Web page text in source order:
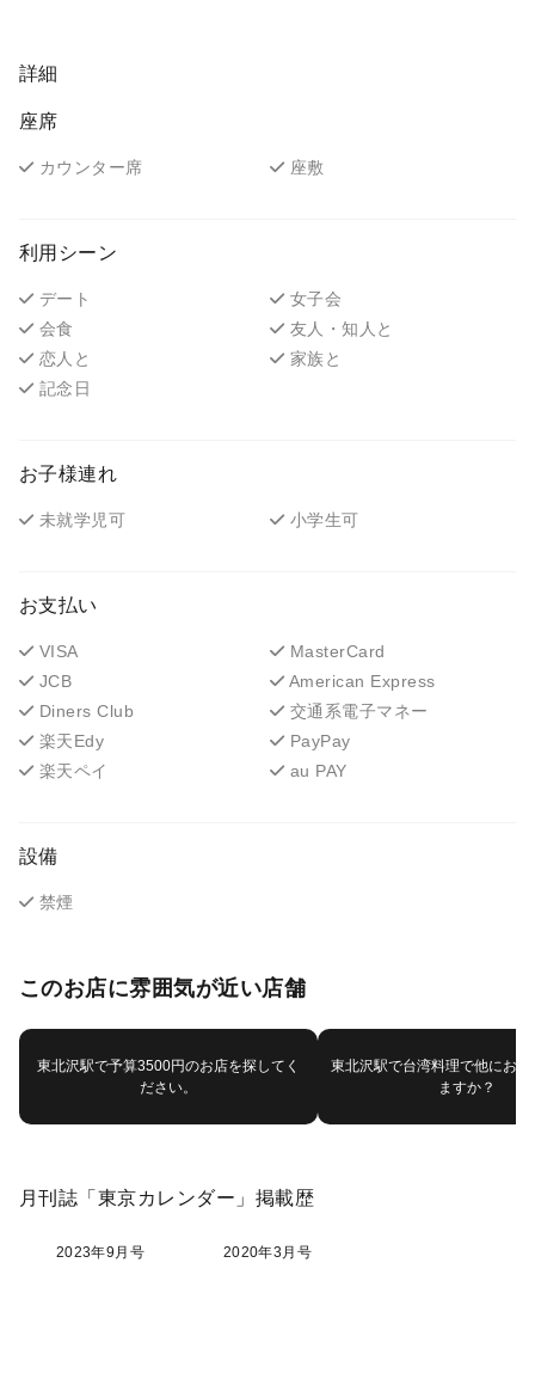
詳細
座席
カウンター席 座敷
利用シーン
デート
女子会
会食
友人・知人と
恋人と
家族と
記念日
お子様連れ
未就学児可 小学生可
お支払い
VISA
MasterCard
JCB
American Express
Diners Club
交通系電子マネー
楽天Edy
PayPay
楽天ペイ
au PAY
設備
禁煙
このお店に雰囲気が近い店舗
東北沢駅で予算3500円のお店を探してく
ださい。
東北沢駅で台湾料理で他にお
ますか？
月刊誌「東京カレンダー」掲載歴
2023年9月号 2020年3月号